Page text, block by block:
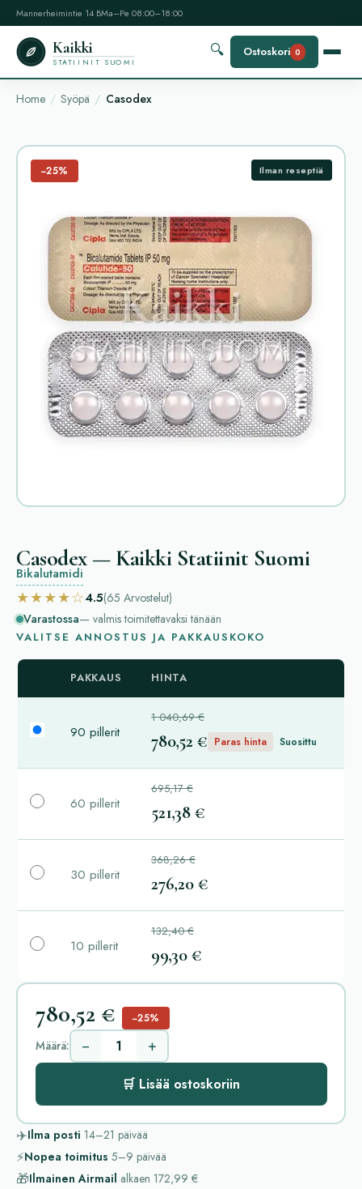
Mannerheimintie 14 BMa–Pe 08:00–18:00
Kaikki
STATIINIT SUOMI
🔍 Ostoskori 0
Home Syöpä Casodex
−25% Ilman reseptiä
Casodex — Kaikki Statiinit Suomi
Bikalutamidi
★★★★☆4.5(65 Arvostelut)
Varastossa— valmis toimitettavaksi tänään
VALITSE ANNOSTUS JA PAKKAUSKOKO
PAKKAUS HINTA
90 pillerit
1 040,69 €
780,52 € Paras hinta Suosittu
60 pillerit
695,17 €
521,38 €
30 pillerit
368,26 €
276,20 €
10 pillerit
132,40 €
99,30 €
780,52 € −25%
Määrä: − +
🛒 Lisää ostoskoriin
✈️Ilma posti 14–21 päivää
⚡Nopea toimitus 5–9 päivää
🎁Ilmainen Airmail alkaen 172,99 €